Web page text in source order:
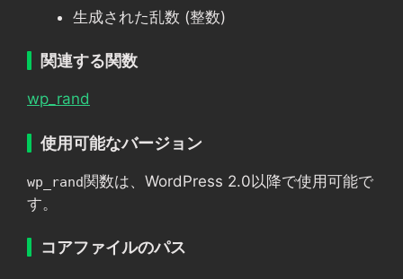
生成された乱数 (整数)
関連する関数
wp_rand
使用可能なバージョン
wp_rand関数は、WordPress 2.0以降で使用可能で
す。
コアファイルのパス